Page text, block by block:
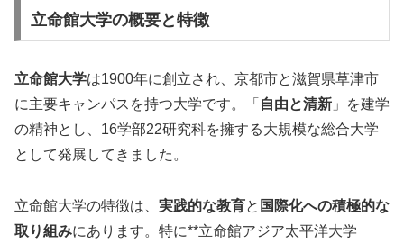
立命館大学の概要と特徴
立命館大学は1900年に創立され、京都市と滋賀県草津市
に主要キャンパスを持つ大学です。「 自由と清新 」を建学
の精神とし、16学部22研究科を擁する大規模な総合大学
として発展してきました。
立命館大学の特徴は、 実践的な教育と 国際化への積極的な
取り組みにあります。特に**立命館アジア太平洋大学